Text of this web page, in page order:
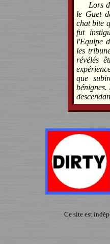
Lors
le Guet
chat bite
fut
l'Equipe
les
révélés
que
bénignes.
Ce site est